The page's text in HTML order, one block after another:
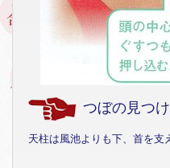
つぼの見つ
天柱は風池よりも下、首を支